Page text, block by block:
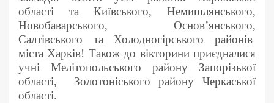
області та Київського, Немишлянського,
Новобаварського, Основ’янського,
Салтівського та Холодногірського районів
міста Харків! Також до вікторини приєдналися
учні Мелітопольського району Запорізької
області, Золотоніського району Черкаської
області.